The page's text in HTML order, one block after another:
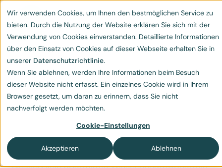
Wir verwenden Cookies, um Ihnen den bestmöglichen Service zu
bieten. Durch die Nutzung der Website erklären Sie sich mit der
Verwendung von Cookies einverstanden. Detaillierte Informationen
über den Einsatz von Cookies auf dieser Webseite erhalten Sie in
unserer Datenschutzrichtlinie.
Wenn Sie ablehnen, werden Ihre Informationen beim Besuch
dieser Website nicht erfasst. Ein einzelnes Cookie wird in Ihrem
Browser gesetzt, um daran zu erinnern, dass Sie nicht
nachverfolgt werden möchten.
Cookie-Einstellungen
Akzeptieren Ablehnen
Planetare Grenzen:
Warum wir die Limits
unseres Planeten kennen
müssen